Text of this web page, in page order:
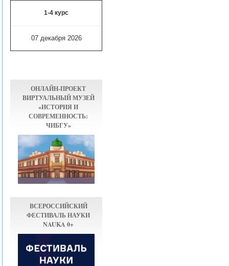
1-4 курс
07 декабря 2026
ОНЛАЙН-ПРОЕКТ
ВИРТУАЛЬНЫЙ МУЗЕЙ
«ИСТОРИЯ И
СОВРЕМЕННОСТЬ:
ЧИБГУ»
ВСЕРОССИЙСКИЙ
ФЕСТИВАЛЬ НАУКИ
NAUKA 0+